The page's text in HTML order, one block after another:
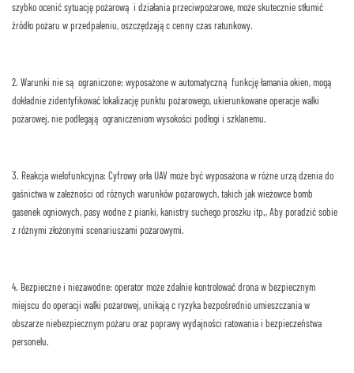
szybko ocenić sytuację pożarową i działania przeciwpożarowe, może skutecznie stłumić
źródło pożaru w przedpaleniu, oszczędzając cenny czas ratunkowy.
2. Warunki nie są ograniczone: wyposażone w automatyczną funkcję łamania okien, mogą
dokładnie zidentyfikować lokalizację punktu pożarowego, ukierunkowane operacje walki
pożarowej, nie podlegają ograniczeniom wysokości podłogi i szklanemu.
3. Reakcja wielofunkcyjna: Cyfrowy orła UAV może być wyposażona w różne urządzenia do
gaśnictwa w zależności od różnych warunków pożarowych, takich jak wieżowce bomb
gasenek ogniowych, pasy wodne z pianki, kanistry suchego proszku itp., Aby poradzić sobie
z różnymi złożonymi scenariuszami pożarowymi.
4. Bezpieczne i niezawodne: operator może zdalnie kontrolować drona w bezpiecznym
miejscu do operacji walki pożarowej, unikając ryzyka bezpośrednio umieszczania w
obszarze niebezpiecznym pożaru oraz poprawy wydajności ratowania i bezpieczeństwa
personelu.